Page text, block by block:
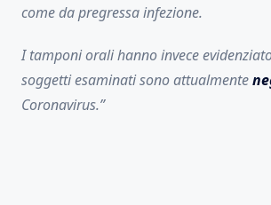
come da pregressa infezione.
I tamponi orali hanno invece
soggetti esaminati sono attualmente
Coronavirus.”